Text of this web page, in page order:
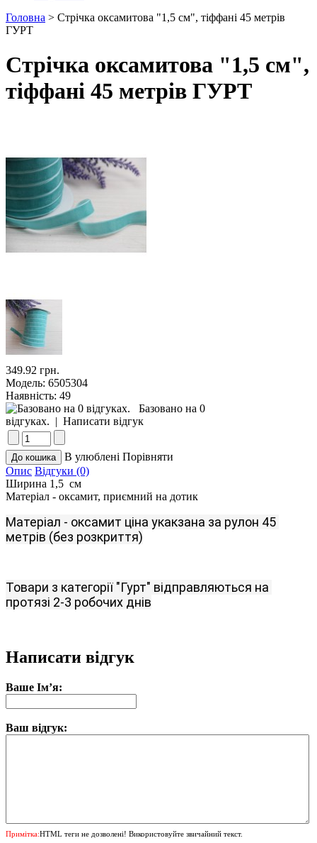
Головна > Стрічка оксамитова "1,5 см", тiффанi 45 метрів
ГУРТ
Стрічка оксамитова "1,5 см",
тiффанi 45 метрів ГУРТ
349.92 грн.
Модель: 6505304
Наявність: 49
Базовано на 0
відгуках. | Написати відгук
В улюблені Порівняти
Опис Відгуки (0)
Ширина 1,5 см
Матеріал - оксамит, приємний на дотик
Матеріал - оксамит ціна укакзана за рулон 45
метрів (без розкриття)
Товари з категорії "Гурт" відправляються на
протязі 2-3 робочих днів
Написати відгук
Ваше Ім’я:
Ваш відгук:
Примітка:HTML теги не дозволені! Використовуйте звичайний текст.